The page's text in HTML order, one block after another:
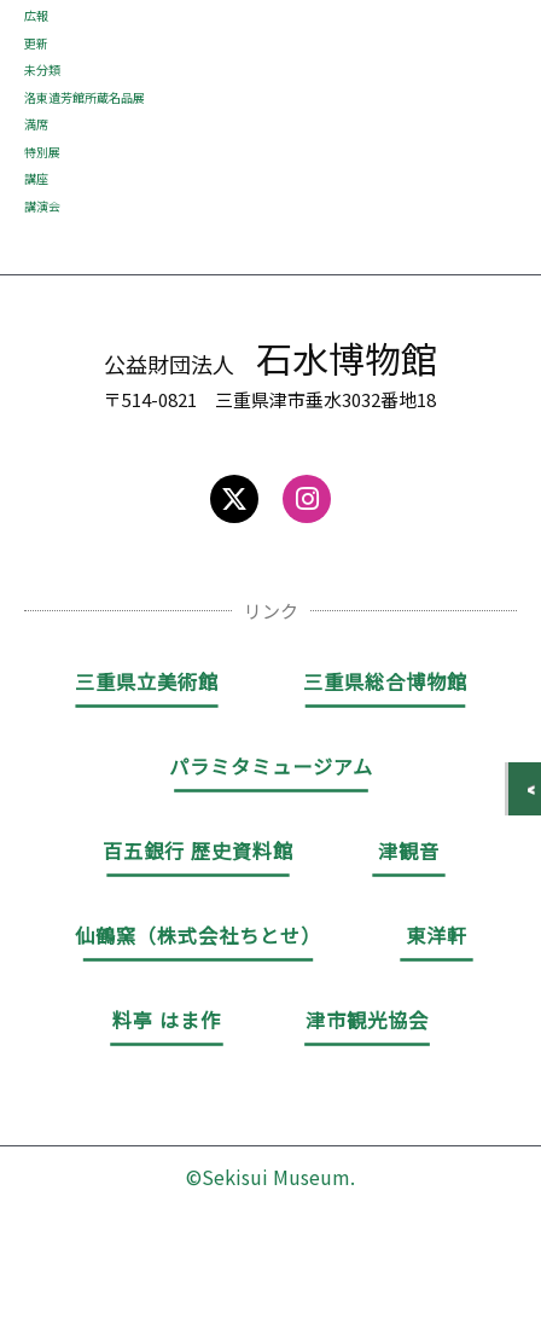
広報
更新
未分類
洛東遺芳館所蔵名品展
満席
特別展
講座
講演会
公益財団法人 石水博物館
〒514-0821 三重県津市垂水3032番地18
リンク
三重県立美術館 三重県総合博物館
パラミタミュージアム
百五銀行 歴史資料館 津観音
仙鶴窯（株式会社ちとせ） 東洋軒
料亭 はま作 津市観光協会
©Sekisui Museum.